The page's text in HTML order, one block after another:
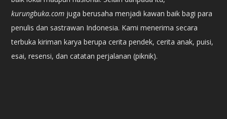
kurungbuka.com juga berusaha menjadi kawan baik bagi para
penulis dan sastrawan Indonesia. Kami menerima secara
terbuka kiriman karya berupa cerita pendek, cerita anak, puisi,
esai, resensi, dan catatan perjalanan (piknik).